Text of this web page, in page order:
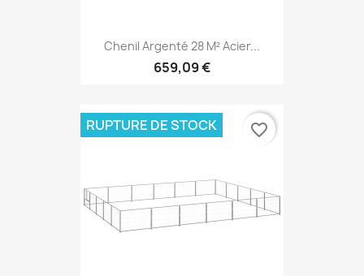
Chenil Argenté 28 M² Acier...
659,09 €
RUPTURE DE STOCK favorite_border